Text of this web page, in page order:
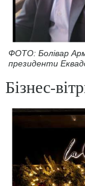
ФОТО: Болівар
президенти
Бізнес-